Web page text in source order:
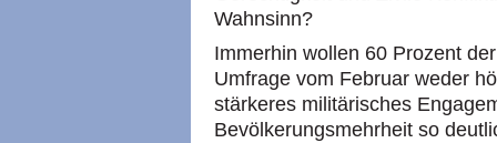
Wahnsinn?
Immerhin wollen 60 Prozent
Umfrage vom Februar weder
stärkeres militärisches
Bevölkerungsmehrheit so